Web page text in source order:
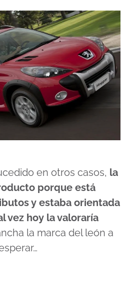
en otros casos, la
porque está
y estaba orientada
vez hoy la valoraría
la marca del león a